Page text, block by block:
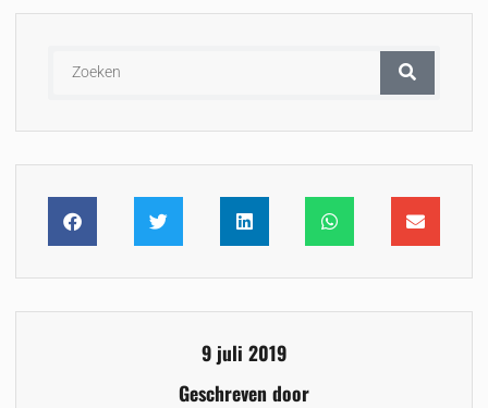
9 juli 2019
Geschreven door